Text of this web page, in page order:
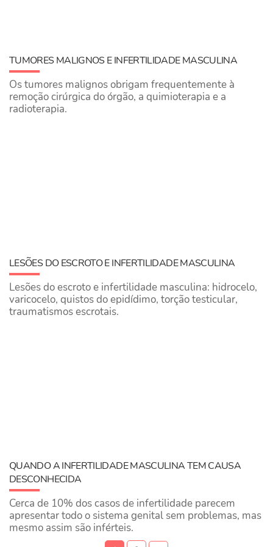
​TUMORES MALIGNOS E INFERTILIDADE MASCULINA
Os tumores malignos obrigam frequentemente à
remoção cirúrgica do órgão, a quimioterapia e a
radioterapia.
​LESÕES DO ESCROTO E INFERTILIDADE MASCULINA
​Lesões do escroto e infertilidade masculina: hidrocelo,
varicocelo, quistos do epidídimo, torção testicular,
traumatismos escrotais.
QUANDO A INFERTILIDADE MASCULINA TEM CAUSA
DESCONHECIDA
Cerca de 10% dos casos de infertilidade parecem
apresentar todo o sistema genital sem problemas, mas
mesmo assim são inférteis.